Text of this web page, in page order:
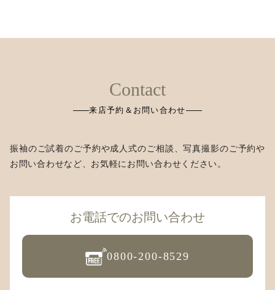
来店予約＆お問い合わせ
振袖のご試着のご予約や成人式のご相談、写真撮影のご予約や
お問い合わせなど、お気軽にお問い合わせください。
お電話でのお問い合わせ
0800-200-8529